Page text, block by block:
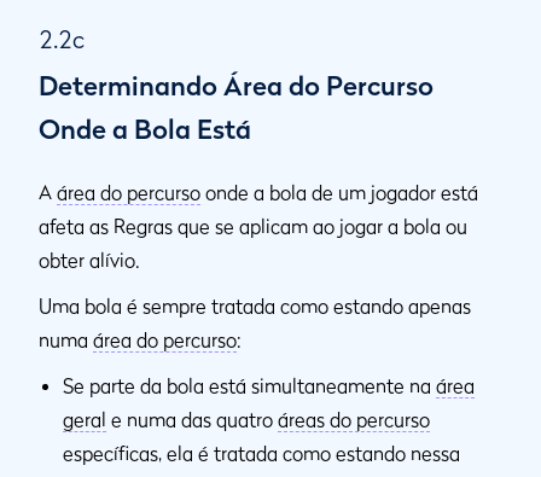
2.2c
Determinando Área do Percurso
Onde a Bola Está
A área do percurso onde a bola de um jogador está
afeta as Regras que se aplicam ao jogar a bola ou
obter alívio.
Uma bola é sempre tratada como estando apenas
numa área do percurso:
Se parte da bola está simultaneamente na área
geral e numa das quatro áreas do percurso
específicas, ela é tratada como estando nessa